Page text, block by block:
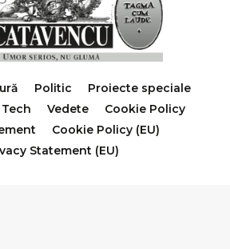
Politic
Proiecte speciale
Tech Vedete
Cookie Policy
Cookie Policy (EU)
Statement (EU)